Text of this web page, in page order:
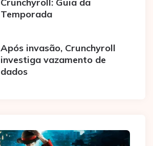
Temporada
Após invasão, Crunchyroll
investiga vazamento de
dados